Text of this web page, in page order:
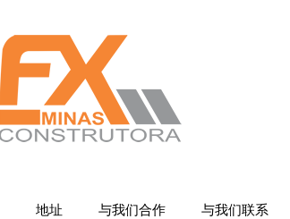
地址 与我们合作 与我们联系